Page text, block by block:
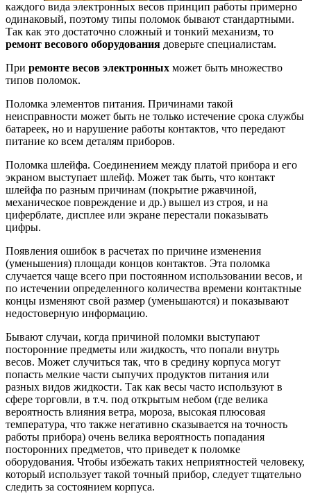
каждого вида электронных весов принцип работы примерно
одинаковый, поэтому типы поломок бывают стандартными.
Так как это достаточно сложный и тонкий механизм, то
ремонт весового оборудования доверьте специалистам.
При ремонте весов электронных может быть множество
типов поломок.
Поломка элементов питания. Причинами такой
неисправности может быть не только истечение срока службы
батареек, но и нарушение работы контактов, что передают
питание ко всем деталям приборов.
Поломка шлейфа. Соединением между платой прибора и его
экраном выступает шлейф. Может так быть, что контакт
шлейфа по разным причинам (покрытие ржавчиной,
механическое повреждение и др.) вышел из строя, и на
циферблате, дисплее или экране перестали показывать
цифры.
Появления ошибок в расчетах по причине изменения
(уменьшения) площади концов контактов. Эта поломка
случается чаще всего при постоянном использовании весов, и
по истечении определенного количества времени контактные
концы изменяют свой размер (уменьшаются) и показывают
недостоверную информацию.
Бывают случаи, когда причиной поломки выступают
посторонние предметы или жидкость, что попали внутрь
весов. Может случиться так, что в средину корпуса могут
попасть мелкие части сыпучих продуктов питания или
разных видов жидкости. Так как весы часто используют в
сфере торговли, в т.ч. под открытым небом (где велика
вероятность влияния ветра, мороза, высокая плюсовая
температура, что также негативно сказывается на точность
работы прибора) очень велика вероятность попадания
посторонних предметов, что приведет к поломке
оборудования. Чтобы избежать таких неприятностей человеку,
который использует такой точный прибор, следует тщательно
следить за состоянием корпуса.